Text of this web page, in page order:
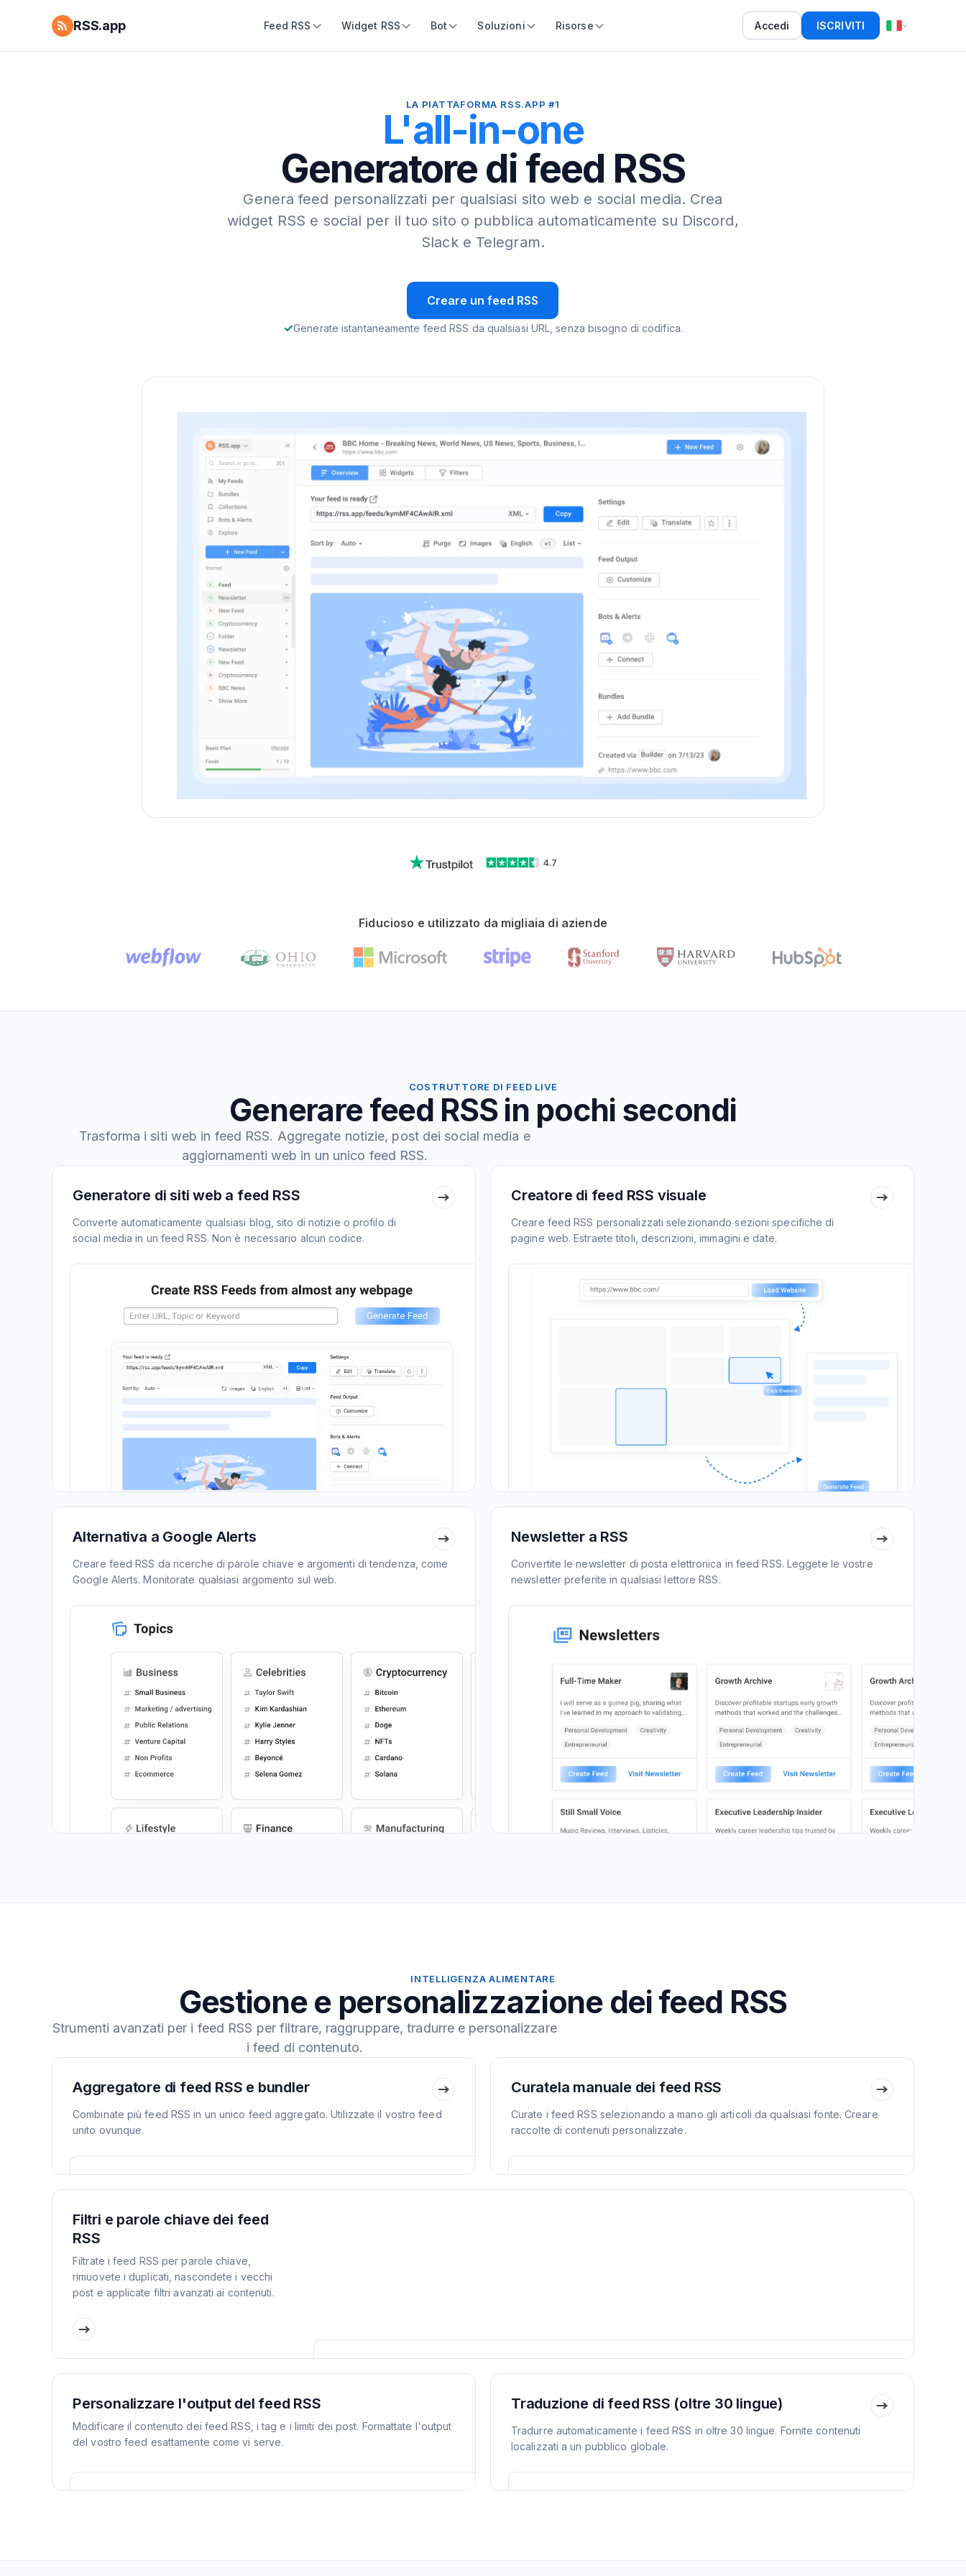
RSS.app Feed RSS Widget RSS Bot Soluzioni Risorse Accedi ISCRIVITI
LA PIATTAFORMA RSS.APP #1
L'all-in-one
Generatore di feed RSS
Genera feed personalizzati per qualsiasi sito web e social media. Crea
widget RSS e social per il tuo sito o pubblica automaticamente su Discord,
Slack e Telegram.
Creare un feed RSS
Generate istantaneamente feed RSS da qualsiasi URL, senza bisogno di codifica.
4.7
Fiducioso e utilizzato da migliaia di aziende
COSTRUTTORE DI FEED LIVE
Generare feed RSS in pochi secondi
Trasforma i siti web in feed RSS. Aggregate notizie, post dei social media e
aggiornamenti web in un unico feed RSS.
Generatore di siti web a feed RSS
Converte automaticamente qualsiasi blog, sito di notizie o profilo di
social media in un feed RSS. Non è necessario alcun codice.
Creatore di feed RSS visuale
Creare feed RSS personalizzati selezionando sezioni specifiche di
pagine web. Estraete titoli, descrizioni, immagini e date.
Alternativa a Google Alerts
Creare feed RSS da ricerche di parole chiave e argomenti di tendenza, come
Google Alerts. Monitorate qualsiasi argomento sul web.
Newsletter a RSS
Convertite le newsletter di posta elettronica in feed RSS. Leggete le vostre
newsletter preferite in qualsiasi lettore RSS.
INTELLIGENZA ALIMENTARE
Gestione e personalizzazione dei feed RSS
Strumenti avanzati per i feed RSS per filtrare, raggruppare, tradurre e personalizzare
i feed di contenuto.
Aggregatore di feed RSS e bundler
Combinate più feed RSS in un unico feed aggregato. Utilizzate il vostro feed
unito ovunque.
Curatela manuale dei feed RSS
Curate i feed RSS selezionando a mano gli articoli da qualsiasi fonte. Creare
raccolte di contenuti personalizzate.
Filtri e parole chiave dei feed
RSS
Filtrate i feed RSS per parole chiave,
rimuovete i duplicati, nascondete i vecchi
post e applicate filtri avanzati ai contenuti.
Personalizzare l'output del feed RSS
Modificare il contenuto dei feed RSS, i tag e i limiti dei post. Formattate l'output
del vostro feed esattamente come vi serve.
Traduzione di feed RSS (oltre 30 lingue)
Tradurre automaticamente i feed RSS in oltre 30 lingue. Fornite contenuti
localizzati a un pubblico globale.